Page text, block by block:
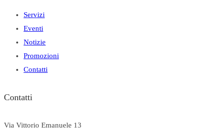
Servizi
Eventi
Notizie
Promozioni
Contatti
Contatti
Via Vittorio Emanuele 13